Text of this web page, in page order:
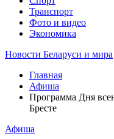
Транспорт
Фото и видео
Экономика
Новости Беларуси и мира
Главная
Афиша
Программа Дня
Бресте
Афиша